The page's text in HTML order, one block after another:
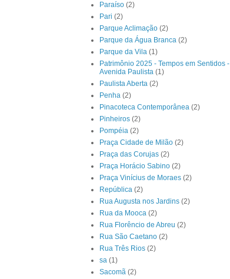
Paraíso (2)
Pari (2)
Parque Aclimação (2)
Parque da Água Branca (2)
Parque da Vila (1)
Patrimônio 2025 - Tempos em Sentidos -
Avenida Paulista (1)
Paulista Aberta (2)
Penha (2)
Pinacoteca Contemporânea (2)
Pinheiros (2)
Pompéia (2)
Praça Cidade de Milão (2)
Praça das Corujas (2)
Praça Horácio Sabino (2)
Praça Vinícius de Moraes (2)
República (2)
Rua Augusta nos Jardins (2)
Rua da Mooca (2)
Rua Florêncio de Abreu (2)
Rua São Caetano (2)
Rua Três Rios (2)
sa (1)
Sacomã (2)